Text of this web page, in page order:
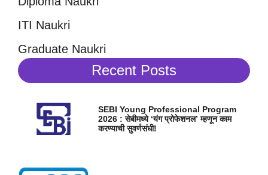
ITI Naukri
Graduate Naukri
Recent Posts
SEBI Young Professional Program
2026 : सेबीमध्ये ‘यंग प्रोफेशनल’ म्हणून काम
करण्याची सुवर्णसंधी!